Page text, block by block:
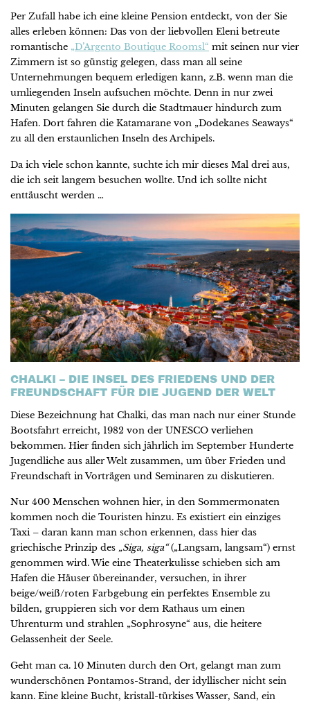
Per Zufall habe ich eine kleine Pension entdeckt, von der Sie
alles erleben können: Das von der liebvollen Eleni betreute
romantische „D’Argento Boutique Roomsl“ mit seinen nur vier
Zimmern ist so günstig gelegen, dass man all seine
Unternehmungen bequem erledigen kann, z.B. wenn man die
umliegenden Inseln aufsuchen möchte. Denn in nur zwei
Minuten gelangen Sie durch die Stadtmauer hindurch zum
Hafen. Dort fahren die Katamarane von „Dodekanes Seaways“
zu all den erstaunlichen Inseln des Archipels.
Da ich viele schon kannte, suchte ich mir dieses Mal drei aus,
die ich seit langem besuchen wollte. Und ich sollte nicht
enttäuscht werden …
CHALKI – DIE INSEL DES FRIEDENS UND DER
FREUNDSCHAFT FÜR DIE JUGEND DER WELT
Diese Bezeichnung hat Chalki, das man nach nur einer Stunde
Bootsfahrt erreicht, 1982 von der UNESCO verliehen
bekommen. Hier finden sich jährlich im September Hunderte
Jugendliche aus aller Welt zusammen, um über Frieden und
Freundschaft in Vorträgen und Seminaren zu diskutieren.
Nur 400 Menschen wohnen hier, in den Sommermonaten
kommen noch die Touristen hinzu. Es existiert ein einziges
Taxi – daran kann man schon erkennen, dass hier das
griechische Prinzip des „Siga, siga“(„Langsam, langsam“) ernst
genommen wird. Wie eine Theaterkulisse schieben sich am
Hafen die Häuser übereinander, versuchen, in ihrer
beige/weiß/roten Farbgebung ein perfektes Ensemble zu
bilden, gruppieren sich vor dem Rathaus um einen
Uhrenturm und strahlen „Sophrosyne“ aus, die heitere
Gelassenheit der Seele.
Geht man ca. 10 Minuten durch den Ort, gelangt man zum
wunderschönen Pontamos-Strand, der idyllischer nicht sein
kann. Eine kleine Bucht, kristall-türkises Wasser, Sand, ein